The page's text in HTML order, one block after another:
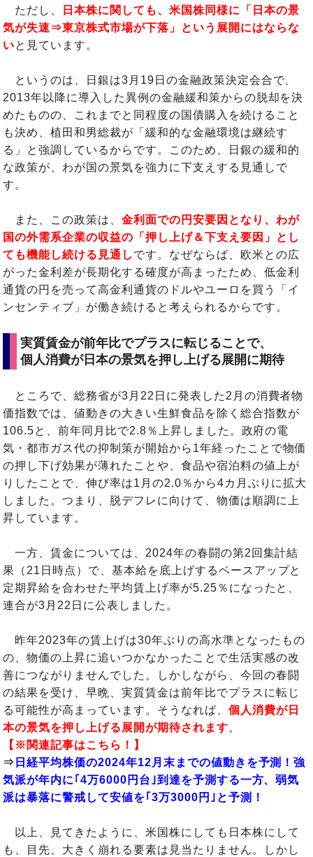
ただし、
日本株に関しても、米国株同様に「日本の景
気が失速⇒東京株式市場が下落」という展開にはならな
いと見ています。
というのは、日銀は3月19日の金融政策決定会合で、
2013年以降に導入した異例の金融緩和策からの脱却を決
めたものの、これまでと同程度の国債購入を続けること
も決め、植田和男総裁が「緩和的な金融環境は継続す
る」と強調しているからです。このため、日銀の緩和的
な政策が、わが国の景気を強力に下支えする見通しで
す。
また、この政策は、金利面での円安要因となり、わが
国の外需系企業の収益の「押し上げ＆下支え要因」とし
ても機能し続ける見通し です。なぜならば、欧米との広
がった金利差が長期化する確度が高まったため、低金利
通貨の円を売って高金利通貨のドルやユーロを買う「イ
ンセンティブ」が働き続けると考えられるからです。
実質賃金が前年比でプラスに転じることで、
個人消費が日本の景気を押し上げる展開に期待
ところで、総務省が3月22日に発表した2月の消費者物
価指数では、値動きの大きい生鮮食品を除く総合指数が
106.5と、前年同月比で2.8％上昇しました。政府の電
気・都市ガス代の抑制策が開始から1年経ったことで物価
の押し下げ効果が薄れたことや、食品や宿泊料の値上が
りしたことで、伸び率は1月の2.0％から4カ月ぶりに拡大
しました。つまり、脱デフレに向けて、物価は順調に上
昇しています。
一方、賃金については、2024年の春闘の第2回集計結
果（21日時点）で、基本給を底上げするベースアップと
定期昇給を合わせた平均賃上げ率が5.25％になったと、
連合が3月22日に公表しました。
昨年2023年の賃上げは30年ぶりの高水準となったもの
の、物価の上昇に追いつかなかったことで生活実感の改
善につながりませんでした。しかしながら、今回の春闘
の結果を受け、早晩、実質賃金は前年比でプラスに転じ
る可能性が高まっています。そうなれば、 個人消費が日
本の景気を押し上げる展開が期待されます。
【※関連記事はこちら！】
⇒ 日経平均株価の2024年12月末までの値動きを予測！強
気派が年内に｢4万6000円台｣到達を予測する一方、弱気
派は暴落に警戒して安値を｢3万3000円｣と予測！
以上、見てきたように、米国株にしても日本株にして
も、目先、大きく崩れる要素は見当たりません。しかし